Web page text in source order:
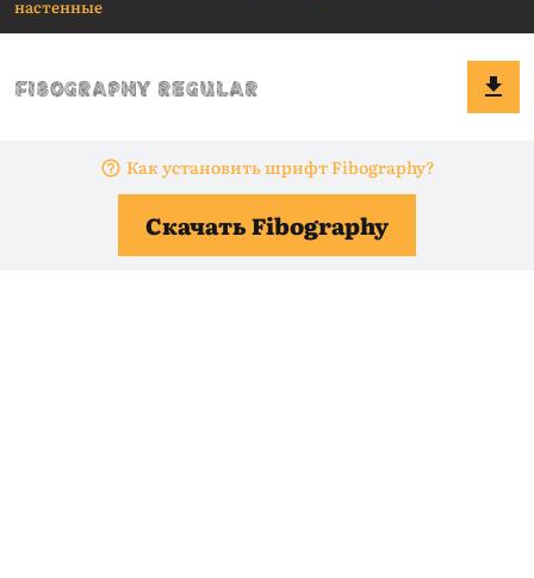
настенные
Как установить шрифт Fibography?
Скачать Fibography